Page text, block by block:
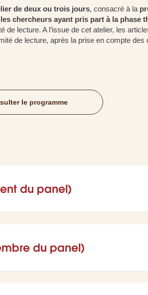
de deux ou trois jours, consacré à la
chercheurs ayant pris part à la phase
lecture. A l’issue de cet atelier, les
de lecture, après la prise en compte des
le programme
du panel)
du panel)